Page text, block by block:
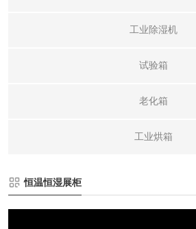
工业除湿机
试验箱
老化箱
工业烘箱
恒温恒湿展柜